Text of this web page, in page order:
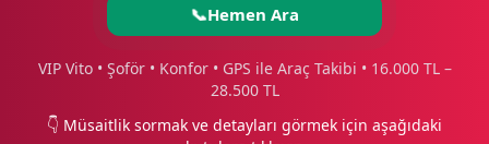
📞Hemen Ara
VIP Vito • Şoför • Konfor • GPS ile Araç Takibi • 16.000 TL –
28.500 TL
👇 Müsaitlik sormak ve detayları görmek için aşağıdaki